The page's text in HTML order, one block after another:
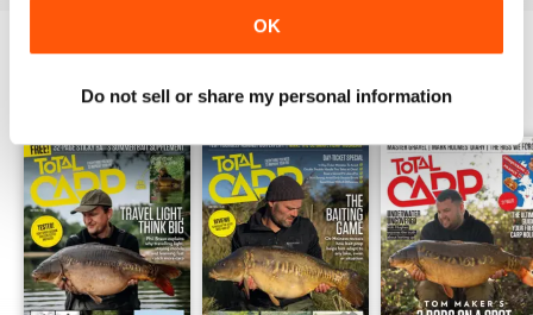
OK
Do not sell or share my personal information
ÉDITIONS PRÉCÉDENTES Voir tous